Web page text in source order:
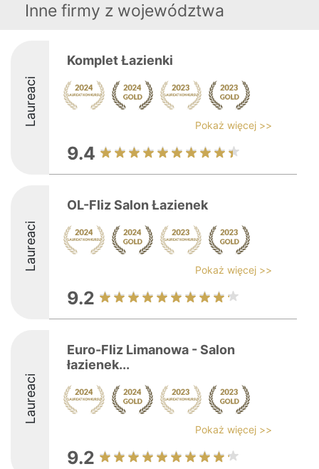
Inne firmy z województwa
Laureaci
Komplet Łazienki
Pokaż więcej >>
9.4
Laureaci
OL-Fliz Salon Łazienek
Pokaż więcej >>
9.2
Laureaci
Euro-Fliz Limanowa - Salon
łazienek...
Pokaż więcej >>
9.2